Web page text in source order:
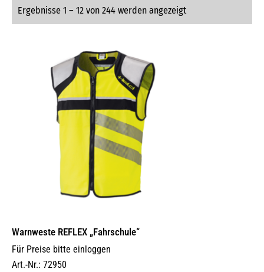
Ergebnisse 1 – 12 von 244 werden angezeigt
Warnweste REFLEX „Fahrschule“
Für Preise bitte einloggen
Art.-Nr.: 72950